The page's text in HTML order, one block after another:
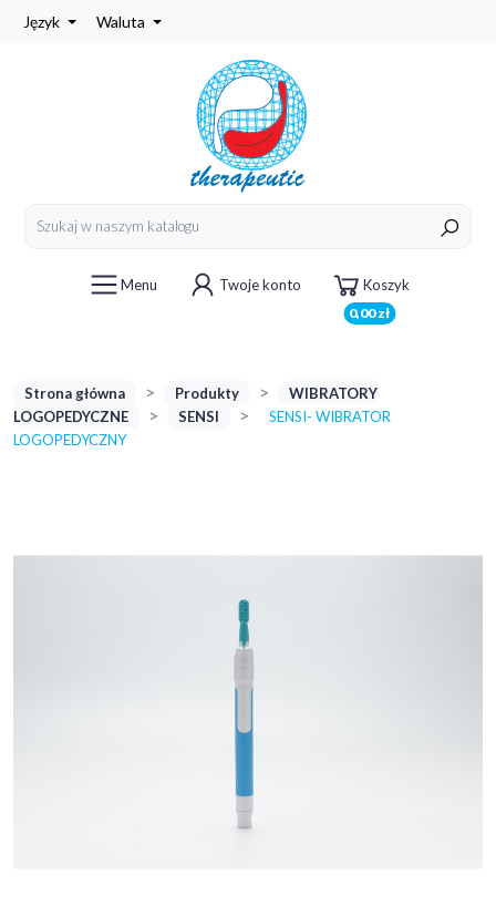
Język Waluta
Menu Twoje konto Koszyk
0,00 zł
Strona główna Produkty
WIBRATORY
LOGOPEDYCZNE
SENSI
SENSI- WIBRATOR
LOGOPEDYCZNY